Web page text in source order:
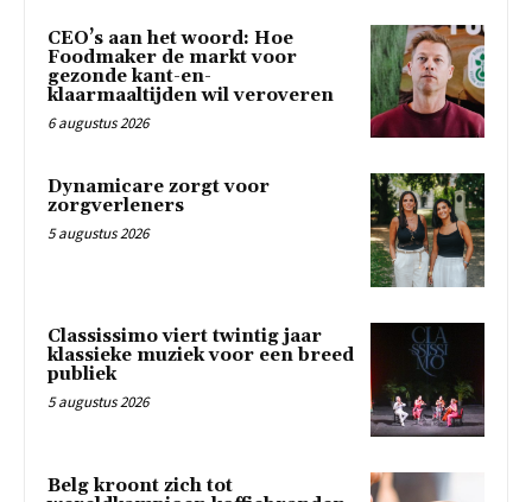
CEO’s aan het woord: Hoe
Foodmaker de markt voor
gezonde kant-en-
klaarmaaltijden wil veroveren
6 augustus 2026
Dynamicare zorgt voor
zorgverleners
5 augustus 2026
Classissimo viert twintig jaar
klassieke muziek voor een breed
publiek
5 augustus 2026
Belg kroont zich tot